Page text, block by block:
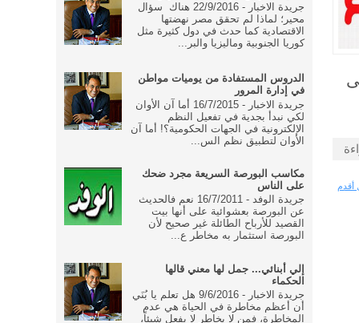
أقدم
جريدة الاخبار - 22/9/2016 هناك سؤال
محير؛ لماذا لم تحقق مصر نهضتها
الاقتصادية كما حدث في دول كثيرة مثل
كوريا الجنوبية وماليزيا والبر...
الدروس المستفادة من يوميات مواطن
في إدارة المرور
جريدة الاخبار - 16/7/2015 أما آن الأوان
لكي نبدأ بجدية في تفعيل النظم
الإلكترونية في الجهات الحكومية؟! أما آن
الأوان لتطبيق نظم الس...
مكاسب البورصة السريعة مجرد ضحك
على الناس
جريدة الوفد - 16/7/2011 نعم فالحديث
عن البورصة بعشوائية على أنها بيت
القصيد للأرباح الطائلة غير صحيح لأن
البورصة استثمار به مخاطر ع...
إلي أبنائي... جمل لها معني قالها
الحكماء
جريدة الاخبار - 9/6/2016 هل تعلم يا بُنَي
أن أعظم مخاطرة في الحياة هي عدم
المخاطرة، فمن لا يخاطر لا يفعل شيئاً،